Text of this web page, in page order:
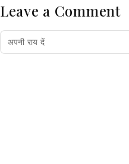
Leave a Comment